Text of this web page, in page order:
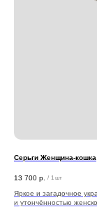
Серьги Женщина-кошка
13 700 р. / 1 шт
Яркое и загадочное
и утончённостью